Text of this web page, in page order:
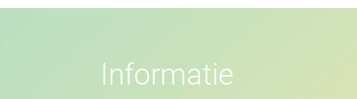
Informatie